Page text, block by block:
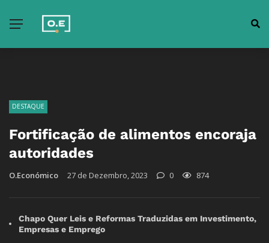
DESTAQUE
Fortificação de alimentos encoraja
autoridades
O.Económico 27 de Dezembro, 2023 0 874
Chapo Quer Leis e Reformas Traduzidas em Investimento,
Empresas e Emprego